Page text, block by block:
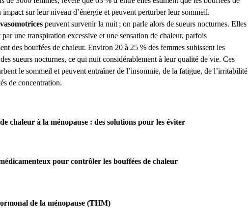
impact sur leur niveau d’énergie et peuvent perturber leur sommeil.
peuvent survenir la nuit ; on parle alors de sueurs nocturnes. Elles
par une transpiration excessive et une sensation de chaleur, parfois
des bouffées de chaleur. Environ 20 à 25 % des femmes subissent les
sueurs nocturnes, ce qui nuit considérablement à leur qualité de vie. Ces
le sommeil et peuvent entraîner de l’insomnie, de la fatigue, de l’irritabilité
de concentration.
chaleur à la ménopause : des solutions pour les éviter
pour contrôler les bouffées de chaleur
de la ménopause (THM)